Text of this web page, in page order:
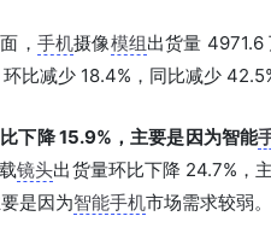
， 手机摄像模组出货量 4971.6
比减少 18.4%，同比减少
下降 15.9%，主要是因为智能
镜头出货量环比下降 24.7%，
是因为智能手机市场需求较弱。